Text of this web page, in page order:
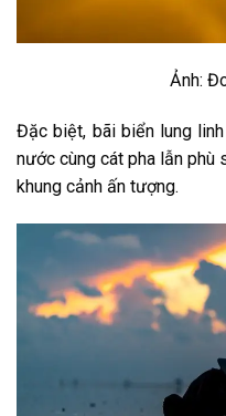
Ảnh:
Đặc biệt, bãi biển lung
nước cùng cát pha lẫn phù
khung cảnh ấn tượng.